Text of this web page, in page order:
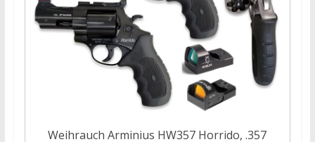
Weihrauch Arminius HW357 Horrido, .357